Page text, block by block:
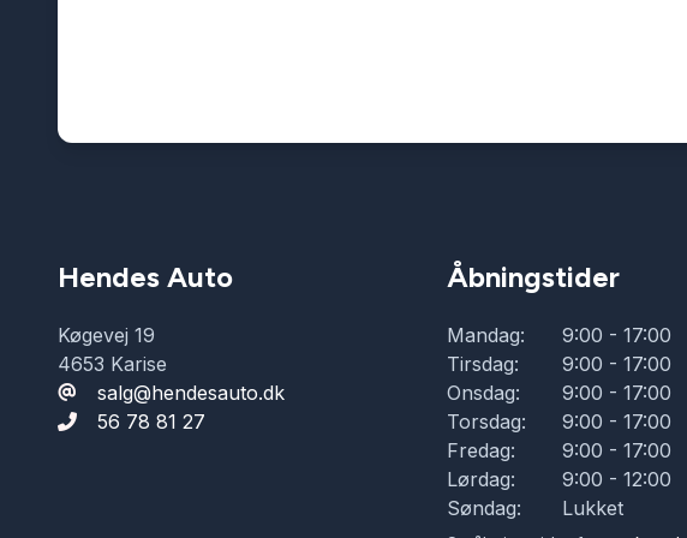
Hendes Auto
Køgevej 19
4653 Karise
salg@hendesauto.dk
56 78 81 27
Åbningstider
Mandag:
9:00 - 17:00
Tirsdag:
9:00 - 17:00
Onsdag:
9:00 - 17:00
Torsdag:
9:00 - 17:00
Fredag:
9:00 - 17:00
Lørdag:
9:00 - 12:00
Søndag:
Lukket